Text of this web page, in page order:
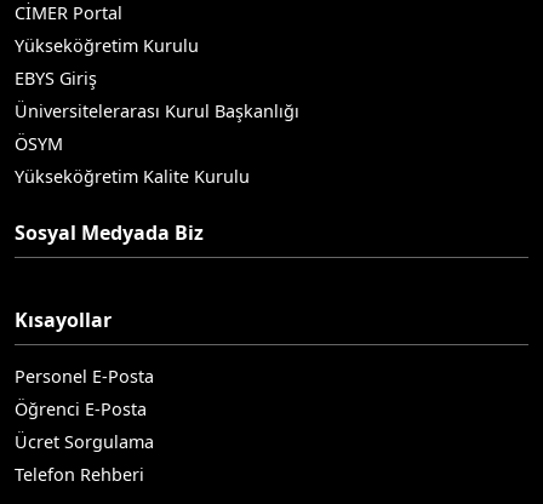
CİMER Portal
Yükseköğretim Kurulu
EBYS Giriş
Üniversitelerarası Kurul Başkanlığı
ÖSYM
Yükseköğretim Kalite Kurulu
Sosyal Medyada Biz
Kısayollar
Personel E-Posta
Öğrenci E-Posta
Ücret Sorgulama
Telefon Rehberi